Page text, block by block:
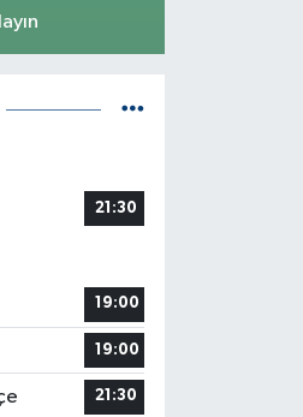
21:30
19:00
19:00
21:30